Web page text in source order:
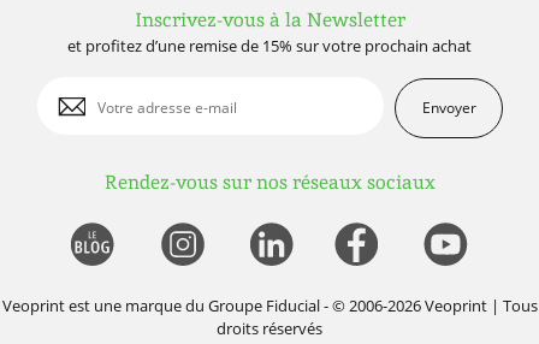
Inscrivez-vous à la Newsletter
et profitez d’une remise de 15% sur votre prochain achat
Envoyer
Rendez-vous sur nos réseaux sociaux
Veoprint est une marque du Groupe Fiducial- © 2006-2026 Veoprint | Tous
droits réservés